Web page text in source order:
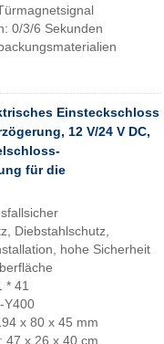
0/3/6 Sekunden
Einsteckschloss
12 V/24 V DC,
für die
Diebstahlschutz,
hohe Sicherheit
* 41
Y400
x 80 x 45 mm
47 x 26 x 40 cm